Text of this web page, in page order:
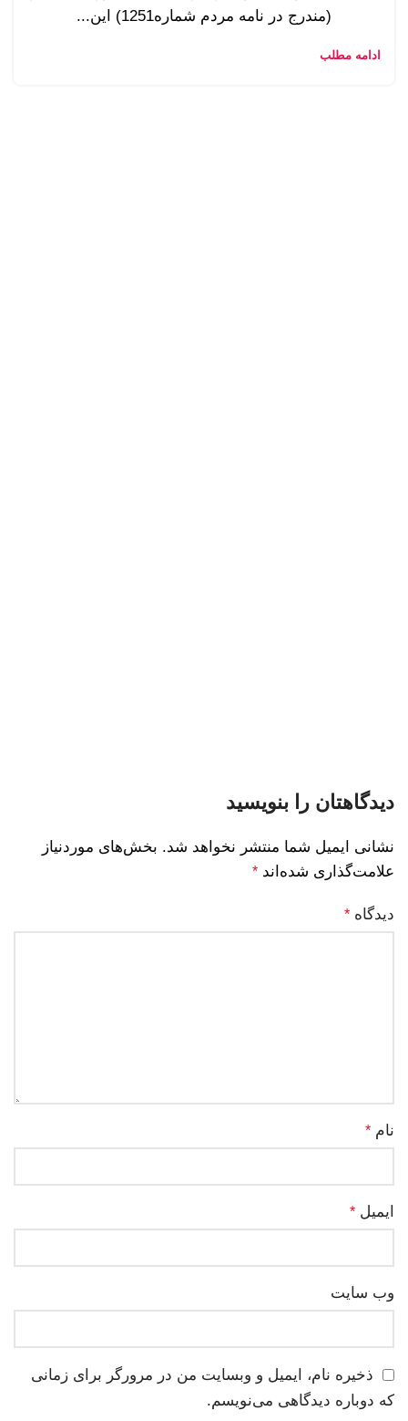
(مندرج در نامه مردم شماره1251) این...
ادامه مطلب
دیدگاهتان را بنویسید
نشانی ایمیل شما منتشر نخواهد شد. بخش‌های موردنیاز
علامت‌گذاری شده‌اند *
دیدگاه *
نام *
ایمیل *
وب‌ سایت
ذخیره نام، ایمیل و وبسایت من در مرورگر برای زمانی
که دوباره دیدگاهی می‌نویسم.